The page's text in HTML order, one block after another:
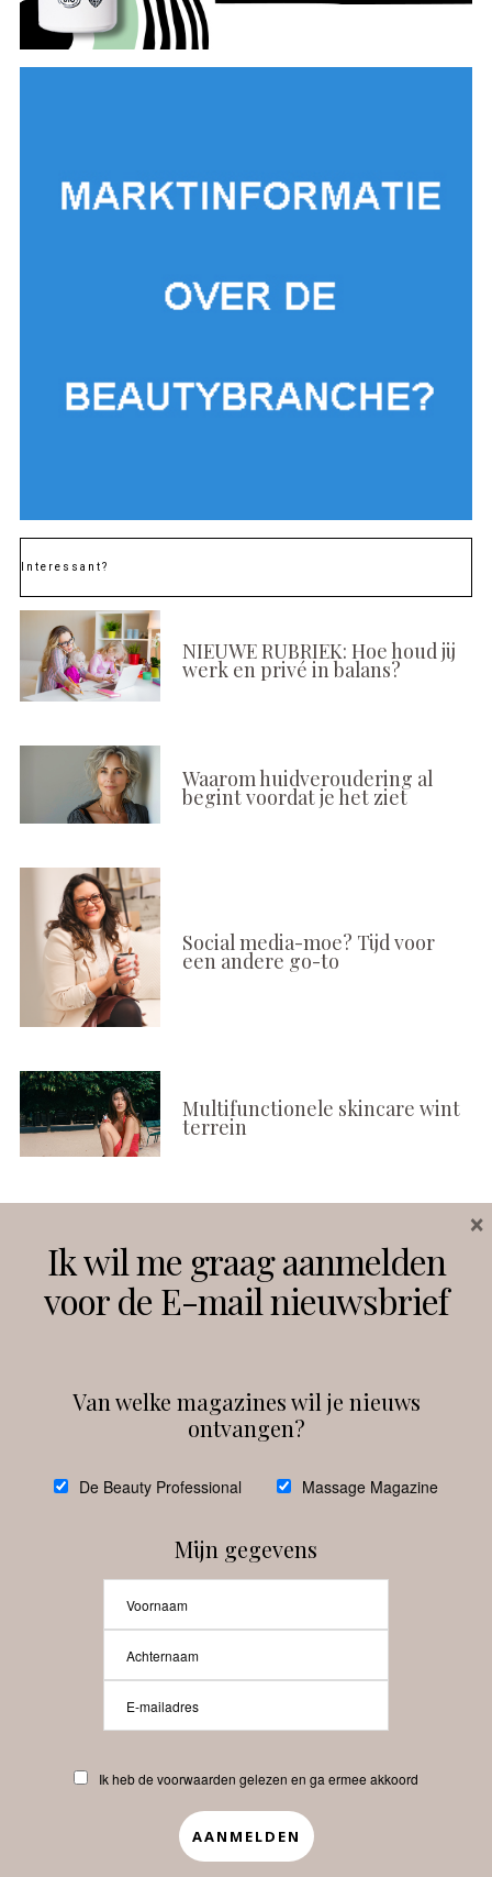
Interessant?
NIEUWE RUBRIEK: Hoe houd jij
werk en privé in balans?
Waarom huidveroudering al
begint voordat je het ziet
Social media-moe? Tijd voor
een andere go-to
Multifunctionele skincare wint
terrein
Instagram Facebook
debeautyprofessional
Beauty-Pro.nl
Abonneren Contact
APP
Ik wil me graag aanmelden
voor de E-mail nieuwsbrief
Van welke magazines wil je nieuws
ontvangen?
De Beauty Professional Massage Magazine
Mijn gegevens
Ik heb de voorwaarden gelezen en ga ermee akkoord
×